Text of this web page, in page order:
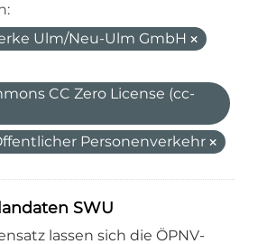
Ulm/Neu-Ulm GmbH
CC Zero License (cc-
Personenverkehr
SWU
lassen sich die ÖPNV-